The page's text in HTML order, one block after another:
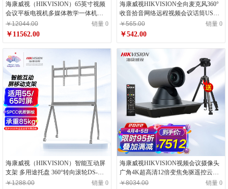
海康威视（HIKVISION）65英寸视频
会议平板电视机多媒体教学一体机经
济套装触控电子黑板白板显示屏培训
教育
￥12044.00 销量 0
￥11562.00
海康威视HIKVISION全向麦克风360°
收音拾音网络远程视频会议话筒USB
免驱蓝牙连接桌面型降噪音响扬声器
￥565.00 销量 0
￥542.00
海康威视（HIKVISION）智能互动屏
支架 多用途托盘 360°转向滚轮DS-
D5ABKY2D-S
￥1288.00 销量 0
海康威视HIKVISION视频会议摄像头
广角4K超高清12倍变焦免驱遥控云台
电脑笔记本远程在线网课教育
￥8034.00 销量 0